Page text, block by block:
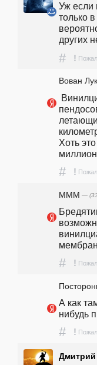
Уж если
только
других
# !
Вован
Хоть
# !
MMM —
# !
А как
нибудь
# !
Дмитрий